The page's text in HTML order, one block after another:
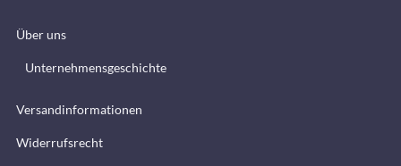
Über uns
Unternehmensgeschichte
Versandinformationen
Widerrufsrecht